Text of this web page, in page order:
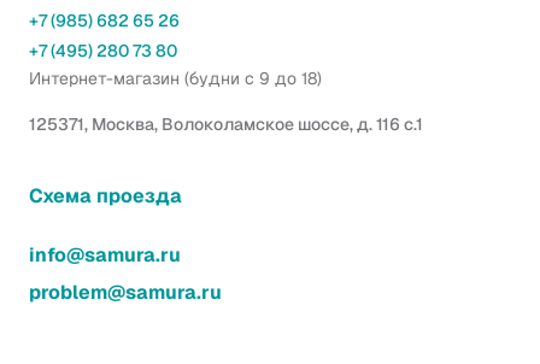
+7 (985) 682 65 26
+7 (495) 280 73 80
Интернет-магазин (будни с 9 до 18)
125371, Москва, Волоколамское шоссе, д. 116 с.1
Схема проезда
info@samura.ru
problem@samura.ru